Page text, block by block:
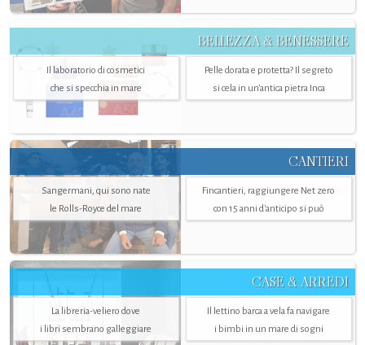
BELLEZZA & BENESSERE
Il laboratorio di cosmetici
che si specchia in mare
Pelle dorata e protetta? Il segreto
si cela in un’antica pietra Inca
CANTIERI
Sangermani, qui sono nate
le Rolls-Royce del mare
Fincantieri, raggiungere Net zero
con 15 anni d'anticipo si può
CASE & ARREDI
La libreria-veliero dove
i libri sembrano galleggiare
Il lettino barca a vela fa navigare
i bimbi in un mare di sogni